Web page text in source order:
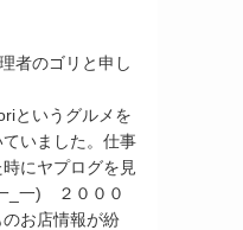
者のゴリと申し
というグルメを
いました。仕事
にヤプログを見
_一) ２０００
お店情報が紛